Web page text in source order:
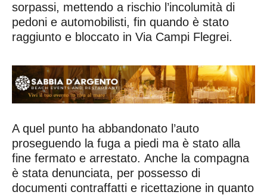
sorpassi, mettendo a rischio l’incolumità di
pedoni e automobilisti, fin quando è stato
raggiunto e bloccato in Via Campi Flegrei.
A quel punto ha abbandonato l’auto
proseguendo la fuga a piedi ma è stato alla
fine fermato e arrestato. Anche la compagna
è stata denunciata, per possesso di
documenti contraffatti e ricettazione in quanto